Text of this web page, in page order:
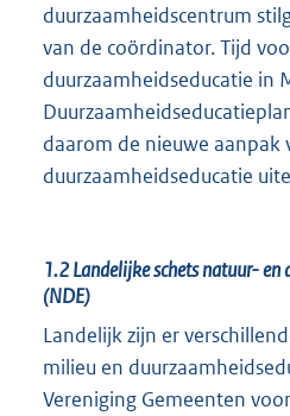
duurzaamheidscentrum
van de coördinator. Tijd
duurzaamheidseducatie in
daarom de nieuwe aanpak
duurzaamheidseducatie
1.2Landelijke schets natuur- en
(NDE)
Landelijk zijn er
milieu en
Vereniging Gemeenten